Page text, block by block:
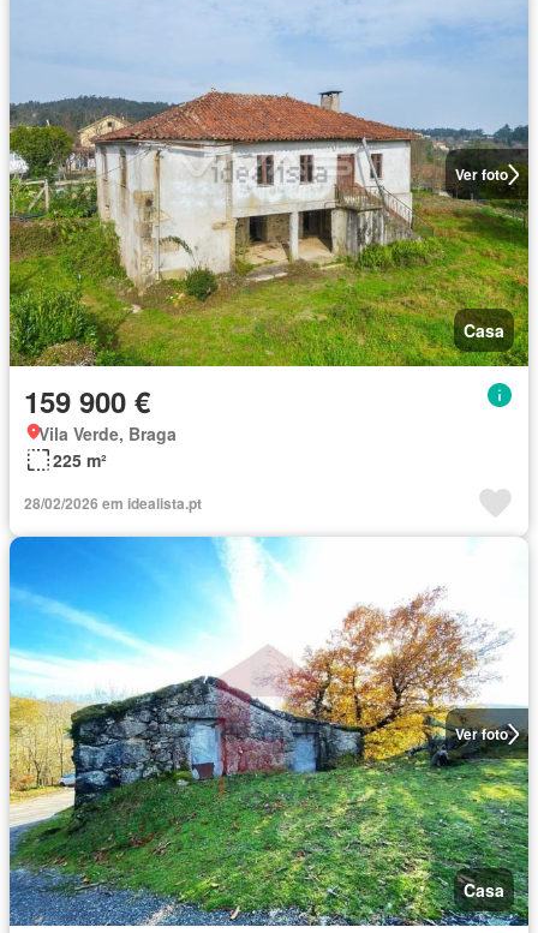
Ver foto
Casa
159 900 €
Vila Verde, Braga
225 m²
28/02/2026 em idealista.pt
Ver foto
Casa